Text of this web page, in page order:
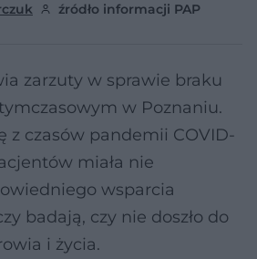
źródło informacji PAP
zarzuty w sprawie braku
w Poznaniu.
z czasów pandemii COVID-
miała nie
wsparcia
badają, czy nie doszło do
i życia.